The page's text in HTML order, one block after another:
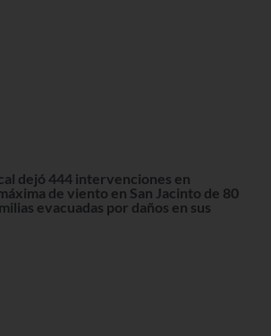
dejó 444 intervenciones en
de viento en San Jacinto de 80
evacuadas por daños en sus